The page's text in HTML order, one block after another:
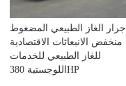
جرار الغاز الطبيعي المضغوط
منخفض الانبعاثات الاقتصادية
للغاز الطبيعي للخدمات
اللوجستية 380HP